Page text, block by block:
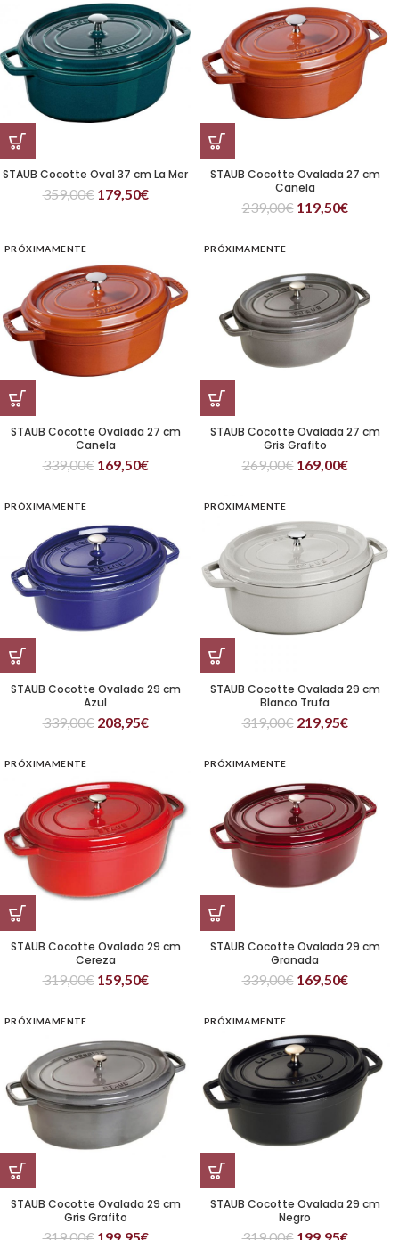
STAUB Cocotte Oval 37 cm La Mer
359,00€ 179,50€
STAUB Cocotte Ovalada 27 cm
Canela
239,00€ 119,50€
PRÓXIMAMENTE
STAUB Cocotte Ovalada 27 cm
Canela
339,00€ 169,50€
PRÓXIMAMENTE
STAUB Cocotte Ovalada 27 cm
Gris Grafito
269,00€ 169,00€
PRÓXIMAMENTE
STAUB Cocotte Ovalada 29 cm
Azul
339,00€ 208,95€
PRÓXIMAMENTE
STAUB Cocotte Ovalada 29 cm
Blanco Trufa
319,00€ 219,95€
PRÓXIMAMENTE
STAUB Cocotte Ovalada 29 cm
Cereza
319,00€ 159,50€
PRÓXIMAMENTE
STAUB Cocotte Ovalada 29 cm
Granada
339,00€ 169,50€
PRÓXIMAMENTE
STAUB Cocotte Ovalada 29 cm
Gris Grafito
PRÓXIMAMENTE
STAUB Cocotte Ovalada 29 cm
Negro